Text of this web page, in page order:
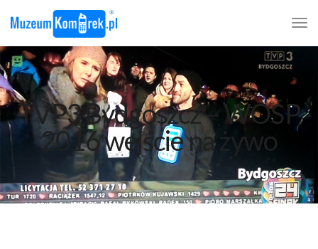
TVP3 Bydgoszcz – WOŚP
2016 wejście na żywo